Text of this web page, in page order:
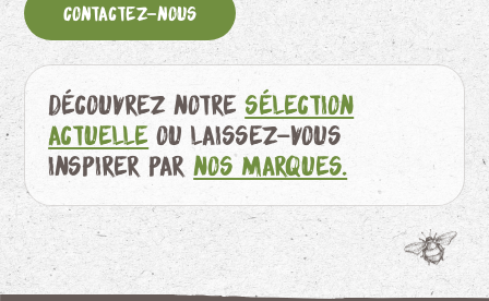
Contactez-nous
Découvrez notresélection
actuelle ou laissez-vous
inspirer parnos marques.